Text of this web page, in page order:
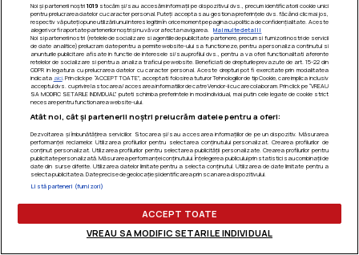
Noi și partenerii noștri 1019stocăm și/sau accesăm informații pe dispozitivul dvs., precum identificatorii cookie unici
pentru prelucrarea datelor cu caracter personal. Puteți accepta sau gestiona preferințele dvs. făcând clic mai jos,
respectiv vă puteți opune utilizării unui interes legitim în orice moment pe pagina cu politica de confidențialitate. Aceste
alegeri vor fi raportate partenerilor noștri și nu vă vor afecta navigarea.
Mai multe detalii
Noi si partenerii nostri (retelele de socializare si agentiile de publicitate partenere, precum si furnizorii nostri de servicii
de date analitice) prelucram date pentru a permite website-ului sa functioneze, pentru a personaliza continutul si
anunturile publicitare afisate in functie de interesele si/sau profilul dvs., pentru a va oferi functionalitati aferente
retelelor de socializare si pentru a analiza traficul pe website. Beneficiati de drepturile prevazute de art. 15-22 din
GDPR in legatura cu prelucrarea datelor cu caracter personal. Aceste drepturi pot fi exercitate prin modalitatea
indicata aici. Prin click pe “ACCEPT TOATE”, acceptati folosirea tuturor Tehnologiilor de tip Cookie, care implica inclusiv
acceptul dvs. cu privire la stocarea/accesarea informatiilor de catre Vendor-ii cu care colaboram. Prin click pe “VREAU
SA MODIFIC SETARILE INDIVIDUAL” puteti schimba preferintele in mod individual, mai putin cele legate de cookie strict
necesare pentru functionarea website-ului.
Atât noi, cât și partenerii noștri prelucrăm datele pentru a oferi:
Dezvoltarea și îmbunătățirea serviciilor. Stocarea și/sau accesarea informațiilor de pe un dispozitiv. Măsurarea
performanței reclamelor. Utilizarea profilurilor pentru selectarea conținutului personalizat. Crearea profilurilor de
conținut personalizat. Utilizarea profilurilor pentru selectarea publicității personalizate. Crearea profilurilor pentru
publicitate personalizată. Măsurarea performanței conținutului. Înțelegerea publicului prin statistici sau combinații de
date din surse diferite. Utilizarea datelor limitate pentru a selecta conținutul. Utilizarea de date limitate pentru a
selecta publicitatea. Date precise de geolocație și identificarea prin scanarea dispozitivului.
Listă parteneri (furnizori)
ACCEPT TOATE
VREAU SA MODIFIC SETARILE INDIVIDUAL